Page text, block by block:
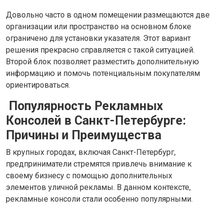
Довольно часто в одном помещении размещаются две
организации или пространство на основном блоке
ограничено для установки указателя. Этот вариант
решения прекрасно справляется с такой ситуацией.
Второй блок позволяет разместить дополнительную
информацию и помочь потенциальным покупателям
ориентироваться.
Популярность Рекламных
Консолей в Санкт-Петербурге:
Причины и Преимущества
В крупных городах, включая Санкт-Петербург,
предприниматели стремятся привлечь внимание к
своему бизнесу с помощью дополнительных
элементов уличной рекламы. В данном контексте,
рекламные консоли стали особенно популярными.